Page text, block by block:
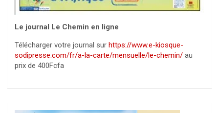
Le journal Le Chemin en ligne
Télécharger votre journal sur https://www.e-kiosque-
sodipresse.com/fr/a-la-carte/mensuelle/le-chemin/ au
prix de 400Fcfa